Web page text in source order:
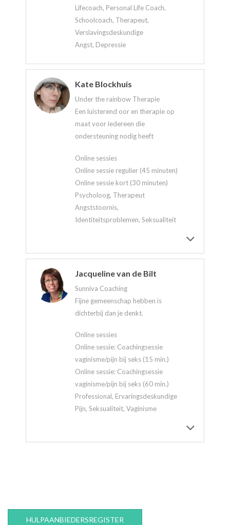
Lifecoach, Personal Life Coach,
Schoolcoach, Therapeut,
Verslavingsdeskundige
Angst, Depressie
Kate Blockhuis
Under the rainbow Therapie
Een luisterend oor en therapie op
maat voor iedereen die
ondersteuning nodig heeft
Online sessies
Online sessie regulier (45 minuten)
Online sessie kort (30 minuten)
Psycholoog, Therapeut
Angststoornis,
Identiteitsproblemen, Seksualiteit
Jacqueline van de Bilt
Sunniva Coaching
Fijne gemeenschap hebben is
dichterbij dan je denkt.
Online sessies
Online sessie: Coachingsessie
vaginisme/pijn bij seks (15 min.)
Online sessie: Coachingsessie
vaginisme/pijn bij seks (60 min.)
Professional, Ervaringsdeskundige
Pijn, Seksualiteit, Vaginisme
HULPAANBIEDERSREGISTER